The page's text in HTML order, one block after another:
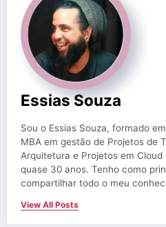
Essias Souza
Sou o Essias Souza, formado
MBA em gestão de Projetos de
Arquitetura e Projetos em
quase 30 anos. Tenho como
compartilhar todo o meu
View All Posts